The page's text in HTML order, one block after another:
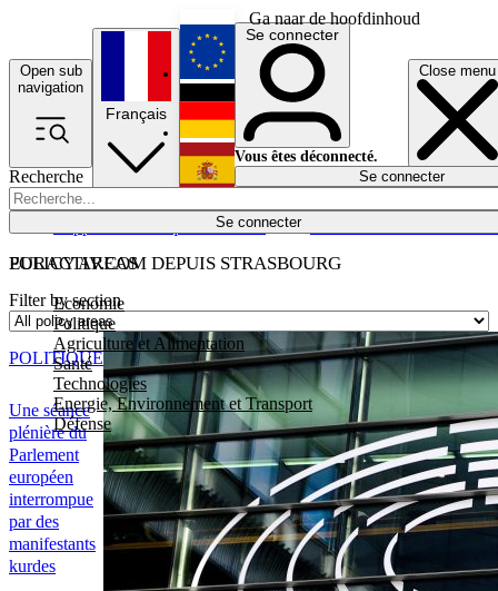
Ga naar de hoofdinhoud
Open sub
navigation
Close menu
Recherche
Se connecter
POLICY AREAS
Economie
Politique
Agriculture et Alimentation
Santé
Technologies
Energie, Environnement et Transport
Défense
Économie
Français
English
Deutsch
Español
Se connecter
Vous êtes déconnecté.
Se connecter
EURACTIV.COM DEPUIS STRASBOURG
Filter by section
Une séance
plénière du
Parlement
européen
interrompue
par des
manifestants
kurdes
POLITIQUE